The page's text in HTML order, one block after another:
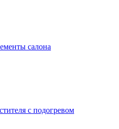
салона
с подогревом